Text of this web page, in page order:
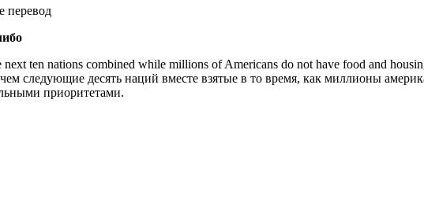
перевод
next ten nations combined while millions of Americans do not have food and
следующие десять наций вместе взятые в то время, как миллионы
приоритетами.